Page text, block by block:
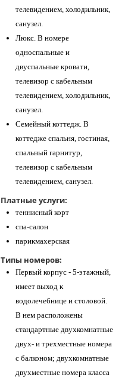
телевидением, холодильник,
санузел.
Люкс. В номере
односпальные и
двуспальные кровати,
телевизор с кабельным
телевидением, холодильник,
санузел.
Семейный коттедж. В
коттедже спальня, гостиная,
спальный гарнитур,
телевизор с кабельным
телевидением, санузел.
Платные услуги:
теннисный корт
спа-салон
парикмахерская
Типы номеров:
Первый корпус - 5-этажный,
имеет выход к
водолечебнице и столовой.
В нем расположены
стандартные двухкомнатные
двух- и трехместные номера
с балконом; двухкомнатные
двухместные номера класса